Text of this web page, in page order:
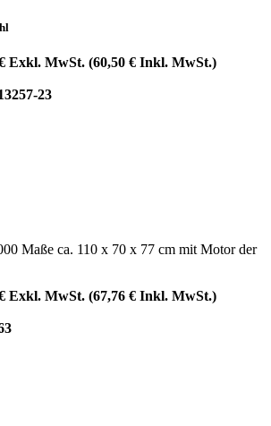
Exkl. MwSt. (60,50 € Inkl. MwSt.)
23
Maße ca. 110 x 70 x 77 cm mit Motor der
Exkl. MwSt. (67,76 € Inkl. MwSt.)